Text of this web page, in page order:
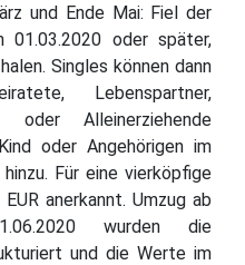
und Ende Mai: Fiel der
oder später,
Singles können dann
Lebenspartner,
oder Alleinerziehende
oder Angehörigen im
Für eine vierköpfige
anerkannt. Umzug ab
wurden die
und die Werte im